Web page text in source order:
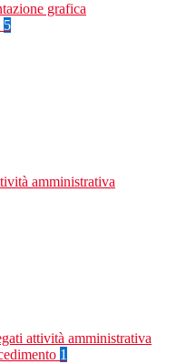
grafica
5
amministrativa
attività amministrativa
1